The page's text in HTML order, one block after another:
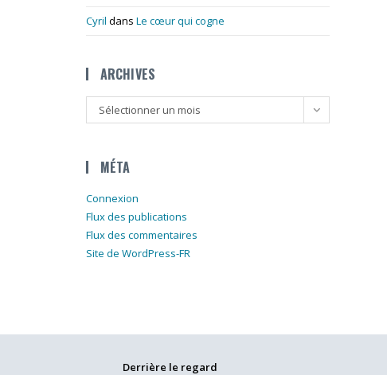
Cyril dans Le cœur qui cogne
ARCHIVES
Archives
Sélectionner un mois
MÉTA
Connexion
Flux des publications
Flux des commentaires
Site de WordPress-FR
Derrière le regard